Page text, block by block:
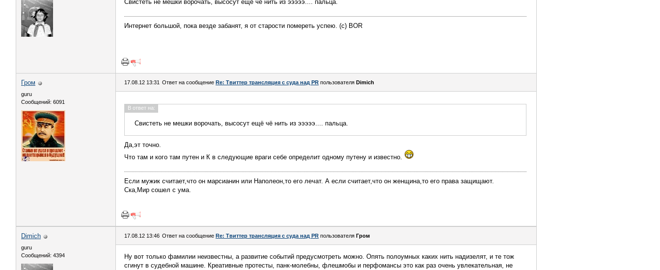
Свистеть не мешки ворочать, высосут ещё чё нить из эээээ.... пальца.
Интернет большой, пока везде забанят, я от старости помереть успею. (c) BOR
Гром
guru
Сообщений: 6091
17.08.12 13:31 Ответ на сообщение Re: Твиттер трансляция с суда над PR пользователя Dimich
В ответ на:
Свистеть не мешки ворочать, высосут ещё чё нить из эээээ.... пальца.
Да,эт точно.
Что там и кого там путен и К в следующие враги себе определит одному путену и известно.
Если мужик считает,что он марсианин или Наполеон,то его лечат. А если считает,что он женщина,то его права защищают.
Ска,Мир сошел с ума.
Dimich
guru
Сообщений: 4394
17.08.12 13:46 Ответ на сообщение Re: Твиттер трансляция с суда над PR пользователя Гром
Ну вот только фамилии неизвестны, а развитие событий предусмотреть можно. Опять полоумных каких нить надизелят, и те тож
сгинут в судебной машине. Креативные протесты, панк-молебны, флешмобы и перфомансы это как раз очень увлекательная, не